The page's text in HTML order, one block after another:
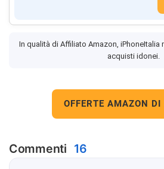
In qualità di Affiliato Amazon, iPhoneItalia
acquisti idonei.
OFFERTE AMAZON DI
Commenti 16